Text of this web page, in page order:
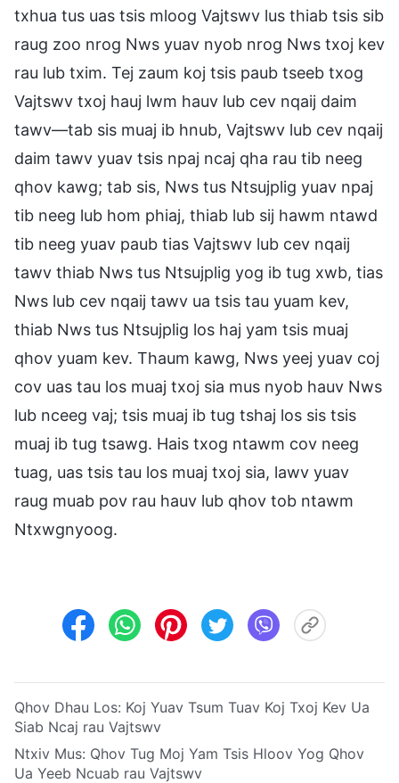
txhua tus uas tsis mloog Vajtswv lus thiab tsis sib
raug zoo nrog Nws yuav nyob nrog Nws txoj kev
rau lub txim. Tej zaum koj tsis paub tseeb txog
Vajtswv txoj hauj lwm hauv lub cev nqaij daim
tawv—tab sis muaj ib hnub, Vajtswv lub cev nqaij
daim tawv yuav tsis npaj ncaj qha rau tib neeg
qhov kawg; tab sis, Nws tus Ntsujplig yuav npaj
tib neeg lub hom phiaj, thiab lub sij hawm ntawd
tib neeg yuav paub tias Vajtswv lub cev nqaij
tawv thiab Nws tus Ntsujplig yog ib tug xwb, tias
Nws lub cev nqaij tawv ua tsis tau yuam kev,
thiab Nws tus Ntsujplig los haj yam tsis muaj
qhov yuam kev. Thaum kawg, Nws yeej yuav coj
cov uas tau los muaj txoj sia mus nyob hauv Nws
lub nceeg vaj; tsis muaj ib tug tshaj los sis tsis
muaj ib tug tsawg. Hais txog ntawm cov neeg
tuag, uas tsis tau los muaj txoj sia, lawv yuav
raug muab pov rau hauv lub qhov tob ntawm
Ntxwgnyoog.
Qhov Dhau Los: Koj Yuav Tsum Tuav Koj Txoj Kev Ua
Siab Ncaj rau Vajtswv
Ntxiv Mus: Qhov Tug Moj Yam Tsis Hloov Yog Qhov
Ua Yeeb Ncuab rau Vajtswv